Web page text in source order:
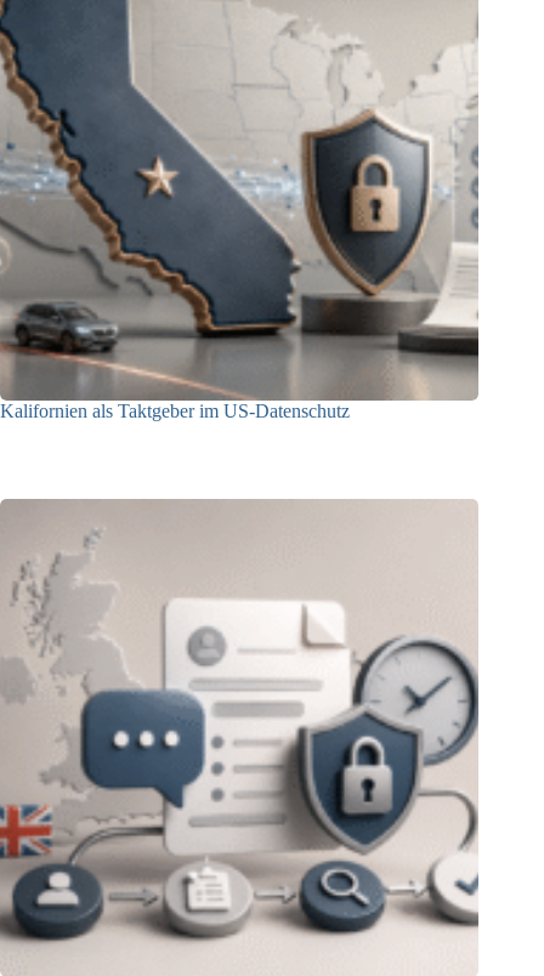
Kalifornien als Taktgeber im US-Datenschutz